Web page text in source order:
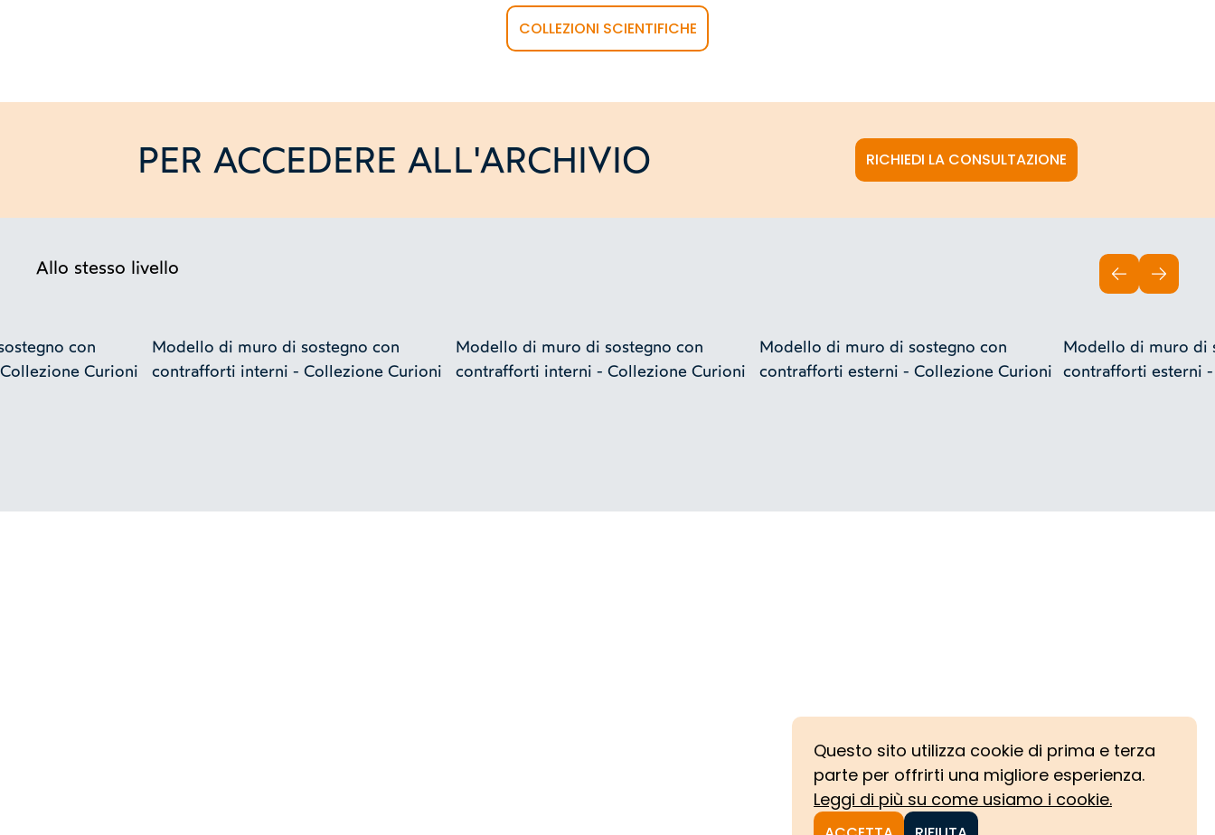
Questo sito utilizza cookie di prima e terza
parte per offrirti una migliore esperienza.
Leggi di più su come usiamo i cookie.
COLLEZIONI SCIENTIFICHE
PER ACCEDERE ALL'ARCHIVIO RICHIEDI LA CONSULTAZIONE
Allo stesso livello
con
Curioni
Modello di muro di sostegno con
contrafforti interni - Collezione Curioni
Modello di muro di sostegno con
contrafforti interni - Collezione Curioni
Modello di muro di sostegno con
contrafforti esterni - Collezione Curioni
Modello di muro di
contrafforti esterni
INDIETROAVANTI